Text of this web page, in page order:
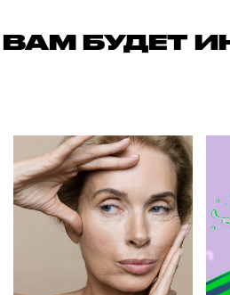
ВАМ БУДЕТ